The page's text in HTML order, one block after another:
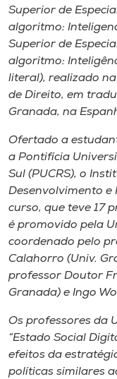
Rádio
Museu
Unoesc
Store
Selecione
o idioma
Superior de
algoritmo:
Superior de
algoritmo:
literal), realizado
de Direito, em
Granada, na
Ofertado a
a Pontifícia
Sul (PUCRS), o
Desenvolvimento e
curso, que teve 17
é promovido pela
coordenado pelo
Calahorro (Univ.
professor Doutor
Granada) e Ingo
Os professores da
“Estado Social
efeitos da
políticas similares